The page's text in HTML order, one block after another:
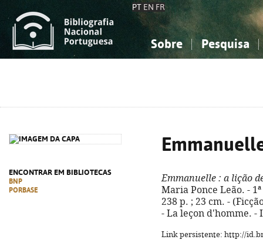
PT EN FR
Sobre Pesquisa
ENCONTRAR EM BIBLIOTECAS
BNP
PORBASE
Emmanuelle : a lição
Maria Ponce Leão. -
238 p. ; 23 cm. -
- La leçon d'homme. -
Link persistente: http://